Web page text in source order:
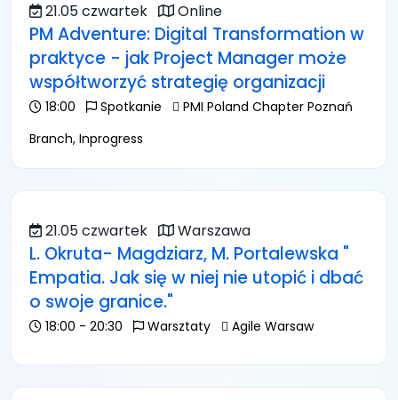
21.05 czwartek Online
PM Adventure: Digital Transformation w
praktyce - jak Project Manager może
współtworzyć strategię organizacji
18:00 Spotkanie
PMI Poland Chapter Poznań
Branch, Inprogress
21.05 czwartek Warszawa
L. Okruta- Magdziarz, M. Portalewska "
Empatia. Jak się w niej nie utopić i dbać
o swoje granice."
18:00 - 20:30 Warsztaty Agile Warsaw